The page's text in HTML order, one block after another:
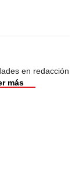
en redacción
más